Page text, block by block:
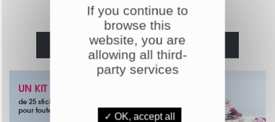
Quantité :
AJOUTER AU PANIER
UN KIT OFFERT
de 25 stickers papillons noirs
pour toute commande
If you continue to
browse this
website, you are
allowing all third-
party services
✓ OK, accept all